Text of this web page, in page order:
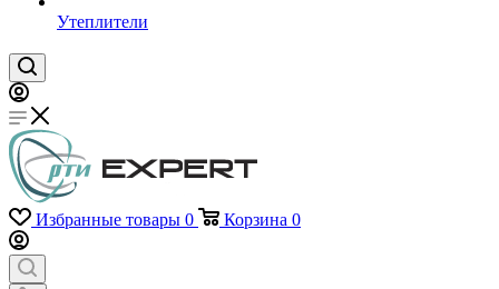
Утеплители
Избранные товары 0 Корзина 0